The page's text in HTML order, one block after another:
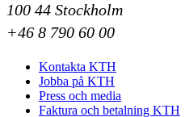
100 44 Stockholm
+46 8 790 60 00
Kontakta KTH
Jobba på KTH
Press och media
Faktura och betalning KTH